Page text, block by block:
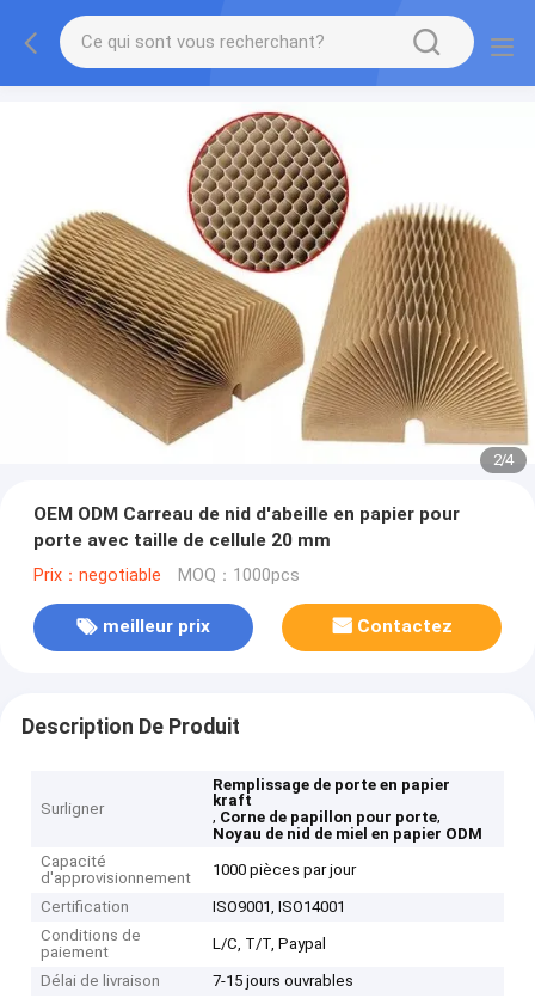
2/4
OEM ODM Carreau de nid d'abeille en papier pour
porte avec taille de cellule 20 mm
Prix：negotiable MOQ：1000pcs
meilleur prix Contactez
Description De Produit
Surligner
Remplissage de porte en papier
kraft
, Corne de papillon pour porte,
Noyau de nid de miel en papier ODM
Capacité
d'approvisionnement
1000 pièces par jour
Certification
ISO9001, ISO14001
Conditions de
paiement
L/C, T/T, Paypal
Délai de livraison
7-15 jours ouvrables